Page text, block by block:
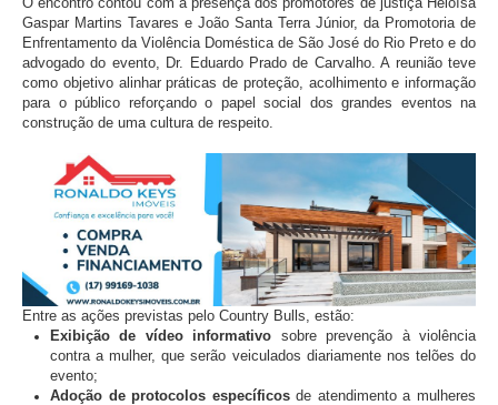
Gaspar Martins Tavares e João Santa Terra Júnior, da Promotoria de
Enfrentamento da Violência Doméstica de São José do Rio Preto e do
advogado do evento, Dr. Eduardo Prado de Carvalho. A reunião teve
como objetivo alinhar práticas de proteção, acolhimento e informação
para o público reforçando o papel social dos grandes eventos na
construção de uma cultura de respeito.
Entre as ações previstas pelo Country Bulls, estão:
Exibição de vídeo informativo sobre prevenção à violência
contra a mulher, que serão veiculados diariamente nos telões do
evento;
Adoção de protocolos específicosde atendimento a mulheres